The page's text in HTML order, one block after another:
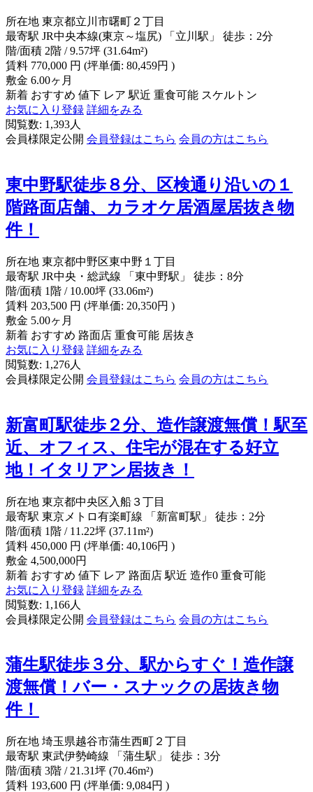
所在地 東京都立川市曙町２丁目
最寄駅 JR中央本線(東京～塩尻) 「立川駅」 徒歩：2分
階/面積 2階 / 9.57坪 (31.64m²)
賃料 770,000 円 (坪単価: 80,459円 )
敷金 6.00ヶ月
新着 おすすめ 値下 レア 駅近 重食可能 スケルトン
お気に入り登録 詳細をみる
閲覧数: 1,393人
会員様限定公開 会員登録はこちら 会員の方はこちら
東中野駅徒歩８分、区検通り沿いの１
階路面店舗、カラオケ居酒屋居抜き物
件！
所在地 東京都中野区東中野１丁目
最寄駅 JR中央・総武線 「東中野駅」 徒歩：8分
階/面積 1階 / 10.00坪 (33.06m²)
賃料 203,500 円 (坪単価: 20,350円 )
敷金 5.00ヶ月
新着 おすすめ 路面店 重食可能 居抜き
お気に入り登録 詳細をみる
閲覧数: 1,276人
会員様限定公開 会員登録はこちら 会員の方はこちら
新富町駅徒歩２分、造作譲渡無償！駅至
近、オフィス、住宅が混在する好立
地！イタリアン居抜き！
所在地 東京都中央区入船３丁目
最寄駅 東京メトロ有楽町線 「新富町駅」 徒歩：2分
階/面積 1階 / 11.22坪 (37.11m²)
賃料 450,000 円 (坪単価: 40,106円 )
敷金 4,500,000円
新着 おすすめ 値下 レア 路面店 駅近 造作0 重食可能
お気に入り登録 詳細をみる
閲覧数: 1,166人
会員様限定公開 会員登録はこちら 会員の方はこちら
蒲生駅徒歩３分、駅からすぐ！造作譲
渡無償！バー・スナックの居抜き物
件！
所在地 埼玉県越谷市蒲生西町２丁目
最寄駅 東武伊勢崎線 「蒲生駅」 徒歩：3分
階/面積 3階 / 21.31坪 (70.46m²)
賃料 193,600 円 (坪単価: 9,084円 )